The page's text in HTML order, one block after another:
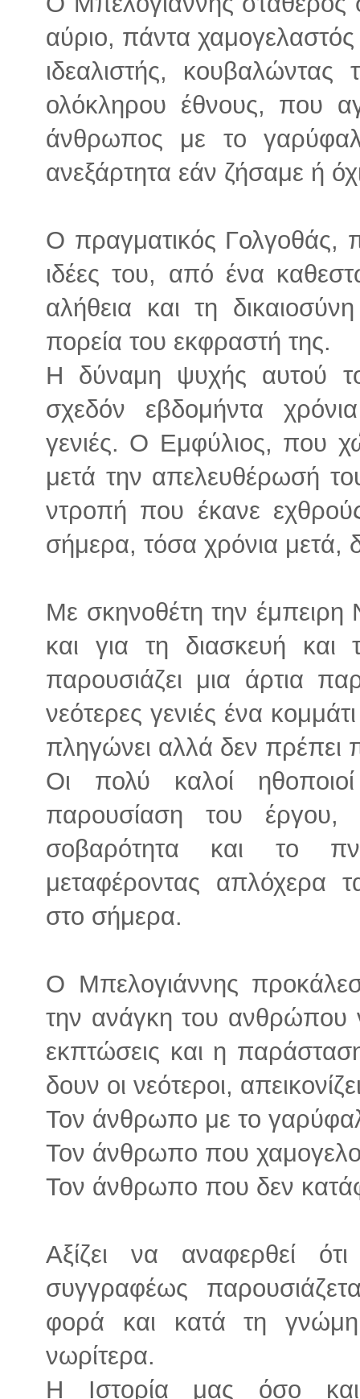
αύριο, πάντα χαμογελαστός
ιδεαλιστής, κουβαλώντας
ολόκληρου έθνους, που
άνθρωπος με το
ανεξάρτητα εάν ζήσαμε ή
Ο πραγματικός Γολγοθάς,
ιδέες του, από ένα
αλήθεια και τη
πορεία του εκφραστή της.
Η δύναμη ψυχής αυτού
σχεδόν εβδομήντα
γενιές. Ο Εμφύλιος, που
μετά την απελευθέρωσή
ντροπή που έκανε
σήμερα, τόσα χρόνια μετά,
Με σκηνοθέτη την έμπειρη
και για τη διασκευή και
παρουσιάζει μια άρτια
νεότερες γενιές ένα
πληγώνει αλλά δεν πρέπει
Οι πολύ καλοί
παρουσίαση του
σοβαρότητα και το
μεταφέροντας απλόχερα
στο σήμερα.
Ο Μπελογιάννης
την ανάγκη του ανθρώπου
εκπτώσεις και η
δουν οι νεότεροι,
Τον άνθρωπο με το
Τον άνθρωπο που
Τον άνθρωπο που δεν
Αξίζει να αναφερθεί
συγγραφέως
φορά και κατά τη
νωρίτερα.
Η Ιστορία μας όσο